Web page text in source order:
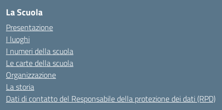
La Scuola
Presentazione
I luoghi
I numeri della scuola
Le carte della scuola
Organizzazione
La storia
Dati di contatto del Responsabile della protezione dei dati (RPD)